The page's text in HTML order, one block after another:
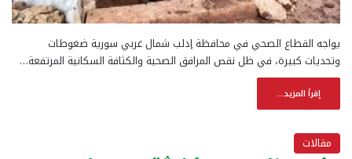
يواجه القطاع الصحي في محافظة إدلب شمال غربي سورية ضغوطات
وتحديات كبيرة، في ظل نقص المرافق الصحية والكثافة السكانية المرتفعة…
إقرأ المزيد...
مقالات